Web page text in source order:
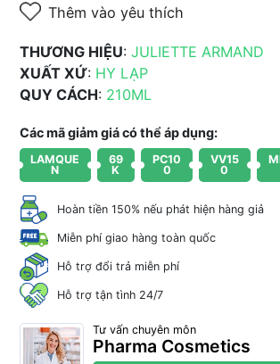
Thêm vào yêu thích
THƯƠNG HIỆU: JULIETTE ARMAND
XUẤT XỨ: HY LẠP
QUY CÁCH: 210ML
Các mã giảm giá có thể áp dụng:
LAMQUE
N
69
K
PC10
0
VV15
0
Hoàn tiền 150% nếu phát hiện hàng giả
Miễn phí giao hàng toàn quốc
Hỗ trợ đổi trả miễn phí
Hỗ trợ tận tình 24/7
Tư vấn chuyên môn
Pharma Cosmetics